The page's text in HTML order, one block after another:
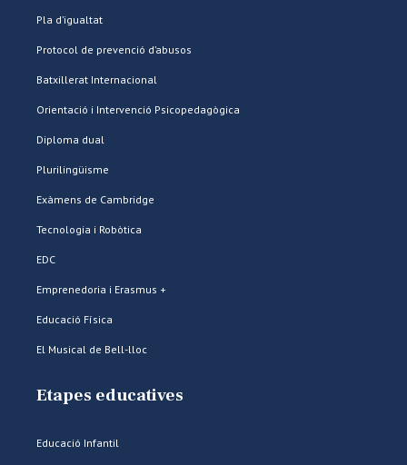
Pla d’igualtat
Protocol de prevenció d’abusos
Batxillerat Internacional
Orientació i Intervenció Psicopedagògica
Diploma dual
Plurilingüisme
Exàmens de Cambridge
Tecnologia i Robòtica
EDC
Emprenedoria i Erasmus +
Educació Física
El Musical de Bell-lloc
Etapes educatives
Educació Infantil